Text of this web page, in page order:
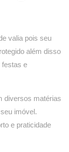
valia pois seu
além disso
festas e
diversos matérias
imóvel.
e praticidade